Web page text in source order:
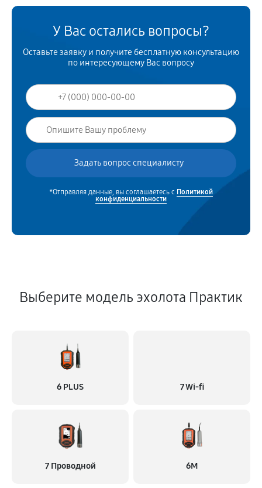
У Вас остались вопросы?
Оставьте заявку и получите бесплатную консультацию
по интересующему Вас вопросу
*Отправляя данные, вы соглашаетесь с Политикой
конфиденциальности
Выберите модель эхолота Практик
6 PLUS 7 Wi-fi
7 Проводной 6M